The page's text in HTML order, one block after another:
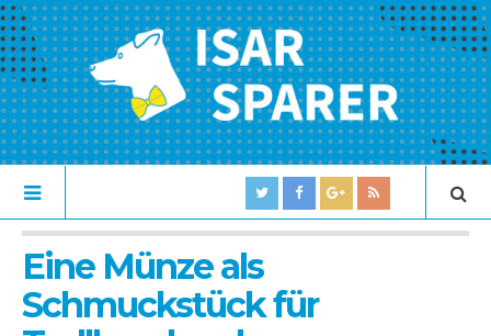
Eine Münze als
Schmuckstück für